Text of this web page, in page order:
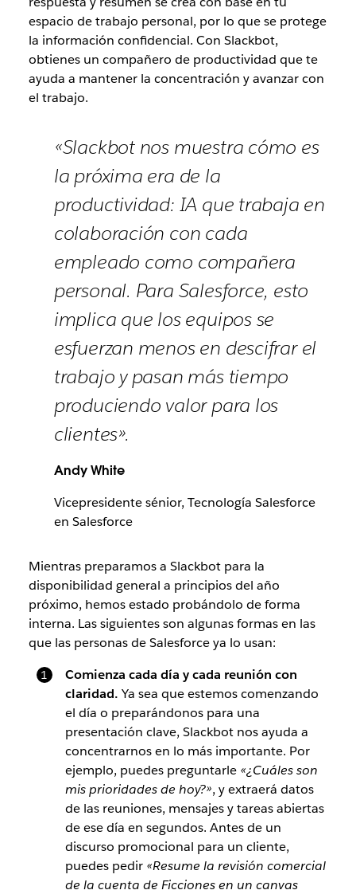
espacio de trabajo personal, por lo que se protege
la información confidencial. Con Slackbot,
obtienes un compañero de productividad que te
ayuda a mantener la concentración y avanzar con
el trabajo.
«Slackbot nos muestra cómo es
la próxima era de la
productividad: IA que trabaja en
colaboración con cada
empleado como compañera
personal. Para Salesforce, esto
implica que los equipos se
esfuerzan menos en descifrar el
trabajo y pasan más tiempo
produciendo valor para los
clientes».
Andy White
Vicepresidente sénior, Tecnología Salesforce
en Salesforce
Mientras preparamos a Slackbot para la
disponibilidad general a principios del año
próximo, hemos estado probándolo de forma
interna. Las siguientes son algunas formas en las
que las personas de Salesforce ya lo usan:
Comienza cada día y cada reunión con
claridad. Ya sea que estemos comenzando
el día o preparándonos para una
presentación clave, Slackbot nos ayuda a
concentrarnos en lo más importante. Por
ejemplo, puedes preguntarle «¿Cuáles son
mis prioridades de hoy?», y extraerá datos
de las reuniones, mensajes y tareas abiertas
de ese día en segundos. Antes de un
discurso promocional para un cliente,
puedes pedir «Resume la revisión comercial
de la cuenta de Ficciones en un canvas